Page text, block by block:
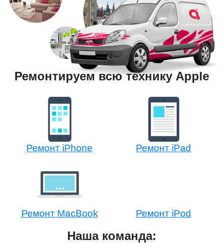
Ремонтируем всю технику Apple
Ремонт iPhone Ремонт iPad
Ремонт MacBook Ремонт iPod
Наша команда: